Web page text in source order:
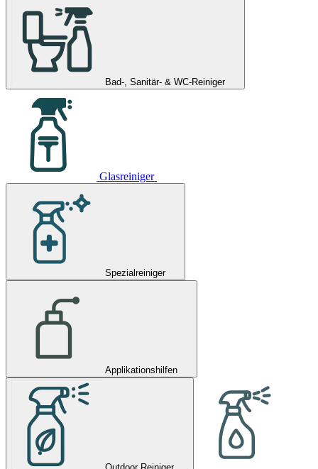
Bad-, Sanitär- & WC-Reiniger
Glasreiniger
Spezialreiniger
Applikationshilfen